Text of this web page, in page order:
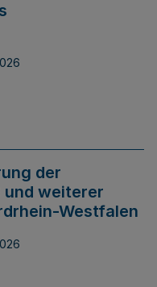
der
und weiterer
Westfalen